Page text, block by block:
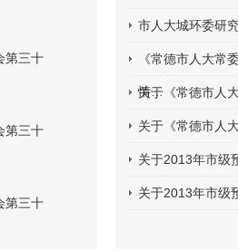
第三十
第三十
第三十
市人大城环委研
《常德市人大常
情…
关于《常德市人
关于《常德市人
关于2013年市级
关于2013年市级